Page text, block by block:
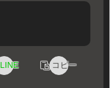
LINE コピー